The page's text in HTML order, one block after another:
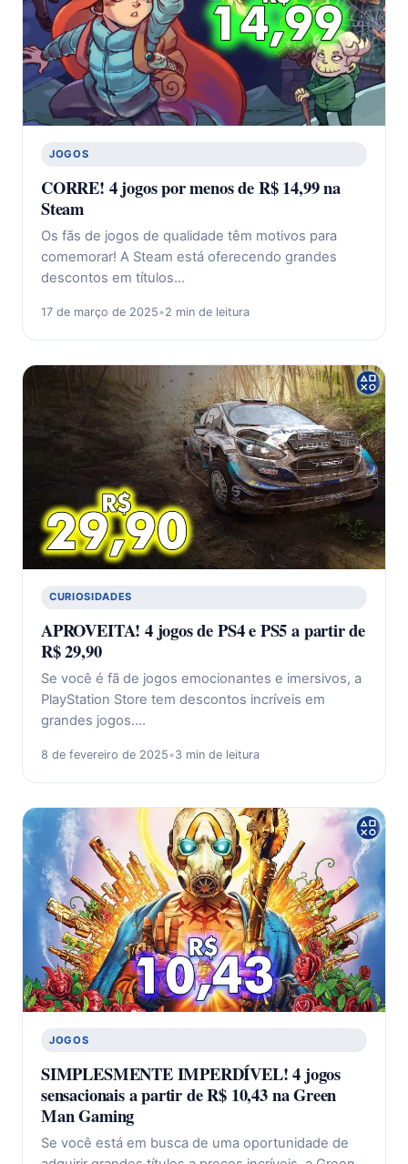
JOGOS
CORRE! 4 jogos por menos de R$ 14,99 na
Steam
Os fãs de jogos de qualidade têm motivos para
comemorar! A Steam está oferecendo grandes
descontos em títulos…
17 de março de 2025•2 min de leitura
CURIOSIDADES
APROVEITA! 4 jogos de PS4 e PS5 a partir de
R$ 29,90
Se você é fã de jogos emocionantes e imersivos, a
PlayStation Store tem descontos incríveis em
grandes jogos.…
8 de fevereiro de 2025•3 min de leitura
JOGOS
SIMPLESMENTE IMPERDÍVEL! 4 jogos
sensacionais a partir de R$ 10,43 na Green
Man Gaming
Se você está em busca de uma oportunidade de